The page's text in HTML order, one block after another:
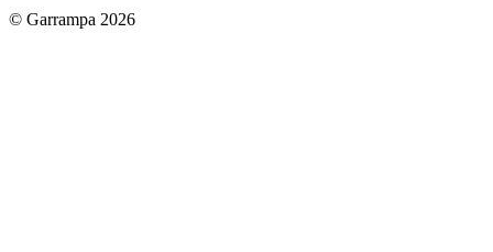
© Garrampa 2026